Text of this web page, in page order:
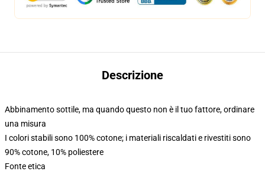
Descrizione
Abbinamento sottile, ma quando questo non è il tuo fattore, ordinare
una misura
I colori stabili sono 100% cotone; i materiali riscaldati e rivestiti sono
90% cotone, 10% poliestere
Fonte etica